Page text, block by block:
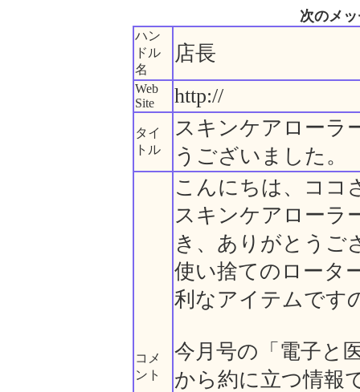
次のメ
ハン
ドル
名
店長
Web
Site
http://
タイ
トル
スキンケアローラ
うございました。
コメ
ント
こんにちは、ココ
スキンケアローラ
き、ありがとうご
使い捨てのロータ
利なアイテムです
今月号の「電子と
から約に立つ情報